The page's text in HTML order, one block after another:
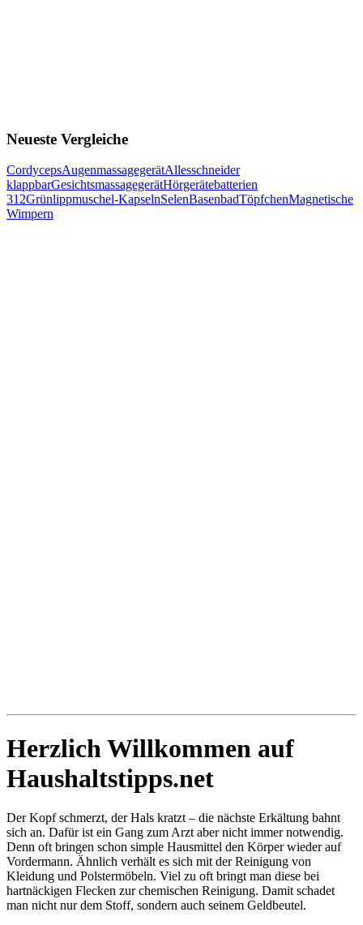
Neueste Vergleiche
CordycepsAugenmassagegerätAllesschneider
klappbarGesichtsmassagegerätHörgerätebatterien
312Grünlippmuschel-KapselnSelenBasenbadTöpfchenMagnetische
Wimpern
Herzlich Willkommen auf
Haushaltstipps.net
Der Kopf schmerzt, der Hals kratzt – die nächste Erkältung bahnt
sich an. Dafür ist ein Gang zum Arzt aber nicht immer notwendig.
Denn oft bringen schon simple Hausmittel den Körper wieder auf
Vordermann. Ähnlich verhält es sich mit der Reinigung von
Kleidung und Polstermöbeln. Viel zu oft bringt man diese bei
hartnäckigen Flecken zur chemischen Reinigung. Damit schadet
man nicht nur dem Stoff, sondern auch seinem Geldbeutel.